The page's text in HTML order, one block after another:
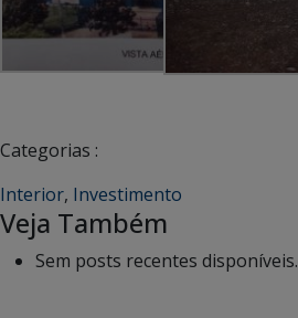
Categorias :
Interior, Investimento
Veja Também
Sem posts recentes disponíveis.